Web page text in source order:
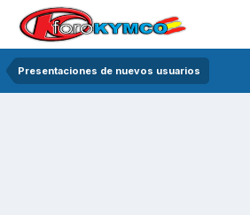
Presentaciones de nuevos usuarios